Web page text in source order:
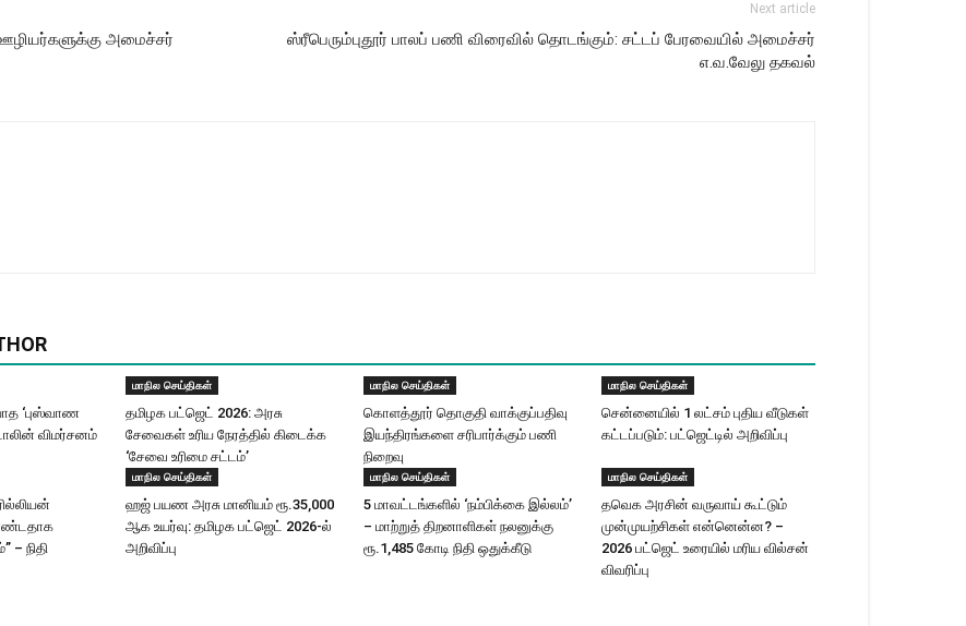
அமைச்சர்
Next article
ஸ்ரீபெரும்புதூர் பாலப் பணி விரைவில் தொடங்கும்: சட்டப் பேரவையில் அமைச்சர்
எ.வ.வேலு தகவல்
‘புஸ்வாண
விமர்சனம்
மாநில செய்திகள்
தமிழக பட்ஜெட் 2026: அரசு
சேவைகள் உரிய நேரத்தில் கிடைக்க
‘சேவை உரிமை சட்டம்’
மாநில செய்திகள்
கொளத்தூர் தொகுதி வாக்குப்பதிவு
இயந்திரங்களை சரிபார்க்கும் பணி
நிறைவு
மாநில செய்திகள்
சென்னையில் 1 லட்சம் புதிய வீடுகள்
கட்டப்படும்: பட்ஜெட்டில் அறிவிப்பு
– நிதி
மாநில செய்திகள்
ஹஜ் பயண அரசு மானியம் ரூ.35,000
ஆக உயர்வு: தமிழக பட்ஜெட் 2026-ல்
அறிவிப்பு
மாநில செய்திகள்
5 மாவட்டங்களில் ‘நம்பிக்கை இல்லம்’
– மாற்றுத் திறனாளிகள் நலனுக்கு
ரூ.1,485 கோடி நிதி ஒதுக்கீடு
மாநில செய்திகள்
தவெக அரசின் வருவாய் கூட்டும்
முன்முயற்சிகள் என்னென்ன? –
2026 பட்ஜெட் உரையில் மரிய வில்சன்
விவரிப்பு